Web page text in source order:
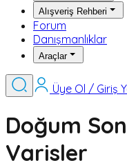
Alışveriş Rehberi
Forum
Danışmanlıklar
Araçlar
Üye Ol / Giriş
Doğum
Varisler